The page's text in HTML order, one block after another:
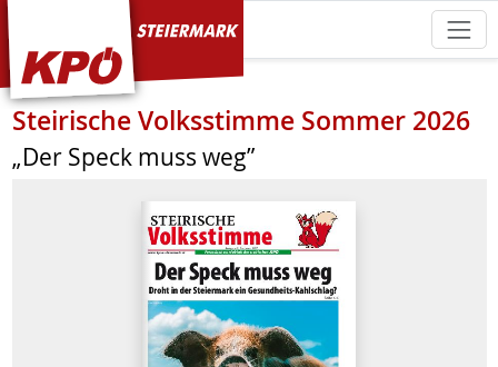
KPÖ Steiermark
Steirische Volksstimme Sommer 2026
„Der Speck muss weg”